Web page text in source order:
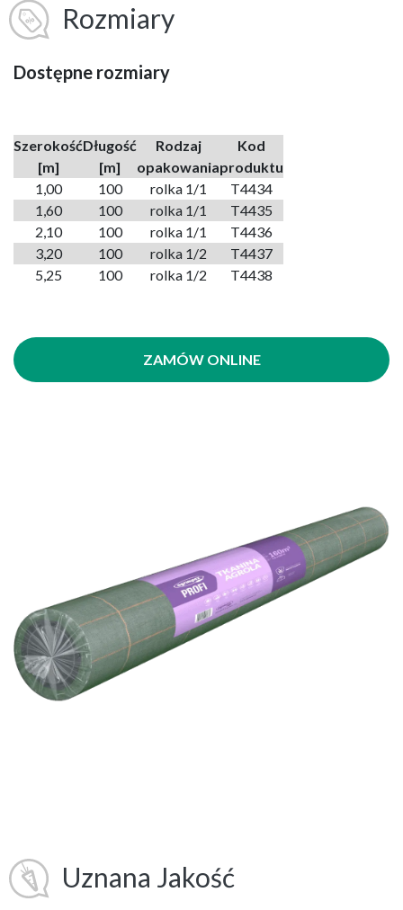
Rozmiary
Dostępne rozmiary
Szerokość
[m]
Długość
[m]
Rodzaj
opakowania
Kod
produktu
1,00
100 rolka 1/1
T4434
1,60
100 rolka 1/1
T4435
2,10
100 rolka 1/1
T4436
3,20
100 rolka 1/2
T4437
5,25
100 rolka 1/2 T4438
ZAMÓW ONLINE
Uznana Jakość